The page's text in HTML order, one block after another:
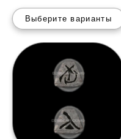
Выберите варианты